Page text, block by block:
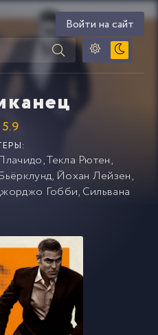
Войти на сайт
5.9
,Текла Рютен,
, Йохан Лейзен,
Гобби, Сильвана